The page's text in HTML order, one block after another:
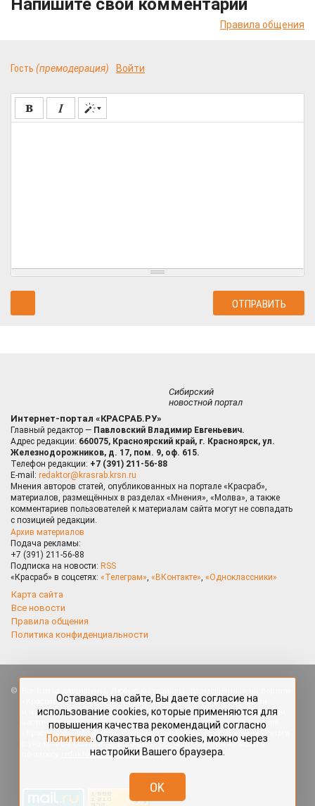
Напишите свой комментарий
Правила общения
Гость (премодерация) Войти
Сибирский
новостной портал
Интернет-портал «КРАСРАБ.РУ»
Главный редактор — Павловский Владимир Евгеньевич.
Адрес редакции: 660075, Красноярский край, г. Красноярск, ул.
Железнодорожников, д. 17, пом. 9, оф. 615.
Телефон редакции: +7 (391) 211-56-88
E-mail: redaktor@krasrab.krsn.ru
Мнения авторов статей, опубликованных на портале «Красраб»,
материалов, размещённых в разделах «Мнения», «Молва», а также
комментариев пользователей к материалам сайта могут не совпадать
с позицией редакции.
Архив материалов
Подача рекламы:
+7 (391) 211-56-88
Подписка на новости: RSS
«Красраб» в соцсетях: «Телеграм», «ВКонтакте», «Одноклассники»
Карта сайта
Все новости
Правила общения
Политика конфиденциальности
«Красраб.ру» сотрудниками редакции, нештатными авторами
и читателями, являются объектами авторского права. Полное или
частичное использование материалов, размещённых на портале
«Красраб.ру», допускается только с письменного согласия редакции
с указанием ссылки на источник. Все вопросы можно задать
redaktor@krasrab.krsn.ru.
Оставаясь на сайте, Вы даете согласие на
использование cookies, которые применяются для
повышения качества рекомендаций согласно
Политике. Отказаться от cookies, можно через
настройки Вашего браузера.
OK